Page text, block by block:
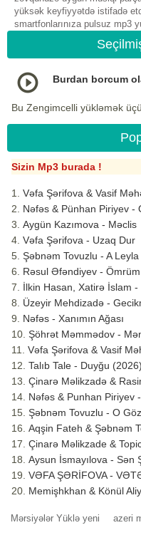
yüksək keyfiyyətdə istifadə
smartfonlarınıza pulsuz mp3
Burdan borcum
Bu Zengimcelli yükləmək
Sizin Mp3 burada !
Vəfa Şərifova & Vasif
Nəfəs & Pünhan Piriyev -
Aygün Kazımova - Məclis
Vəfa Şərifova - Uzaq Dur
Şəbnəm Tovuzlu - A
Rəsul Əfəndiyev - Ömrüm
İlkin Hasan, Xatirə İslam -
Üzeyir Mehdizadə -
Nəfəs - Xanımın Ağası
Şöhrət Məmmədov -
Vəfa Şərifova & Vasif
Talıb Tale - Duyğu (2026)
Çinarə Məlikzadə &
Nəfəs & Punhan Piriyev
Şəbnəm Tovuzlu - O
Aqşin Fateh & Şəbnəm
Çinarə Məlikzade &
Aysun İsmayılova -
VƏFA ŞƏRİFOVA -
Memişhkhan & Könül
Mərsiyələr Yüklə yeni azeri